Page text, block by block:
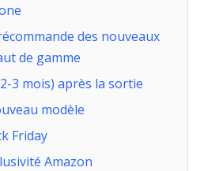
des nouveaux
de gamme
3 mois) après la sortie
modèle
Friday
Amazon